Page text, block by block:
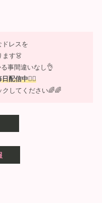
ドレスを
ます👗
事間違いなし👌
配信中❤️‍🔥
クしてください🌈🌈